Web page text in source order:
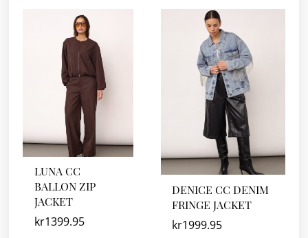
LUNA CC
BALLON ZIP
JACKET
kr1399.95
DENICE CC DENIM
FRINGE JACKET
kr1999.95